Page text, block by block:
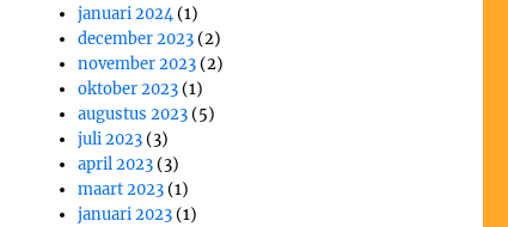
januari 2024(1)
december 2023(2)
november 2023(2)
oktober 2023(1)
augustus 2023(5)
juli 2023(3)
april 2023(3)
maart 2023(1)
januari 2023(1)